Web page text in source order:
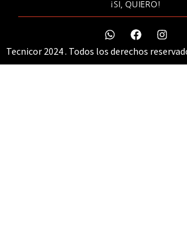
¡SI, QUIERO!
Tecnicor 2024 . Todos los derechos